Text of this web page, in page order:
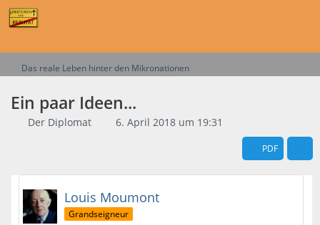
Das reale Leben hinter den Mikronationen
Ein paar Ideen...
Der Diplomat 6. April 2018 um 19:31
PDF
Louis Moumont
Grandseigneur